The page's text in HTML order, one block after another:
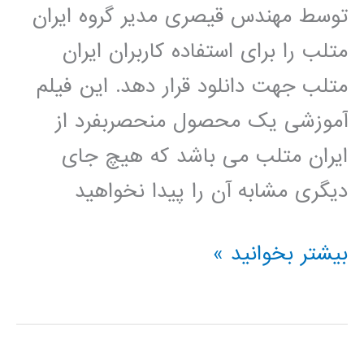
توسط مهندس قیصری مدیر گروه ایران
متلب را برای استفاده کاربران ایران
متلب جهت دانلود قرار دهد. این فیلم
آموزشی یک محصول منحصربفرد از
ایران متلب می باشد که هیچ جای
دیگری مشابه آن را پیدا نخواهید
سیر
پیاز
بیشتر بخوانید »